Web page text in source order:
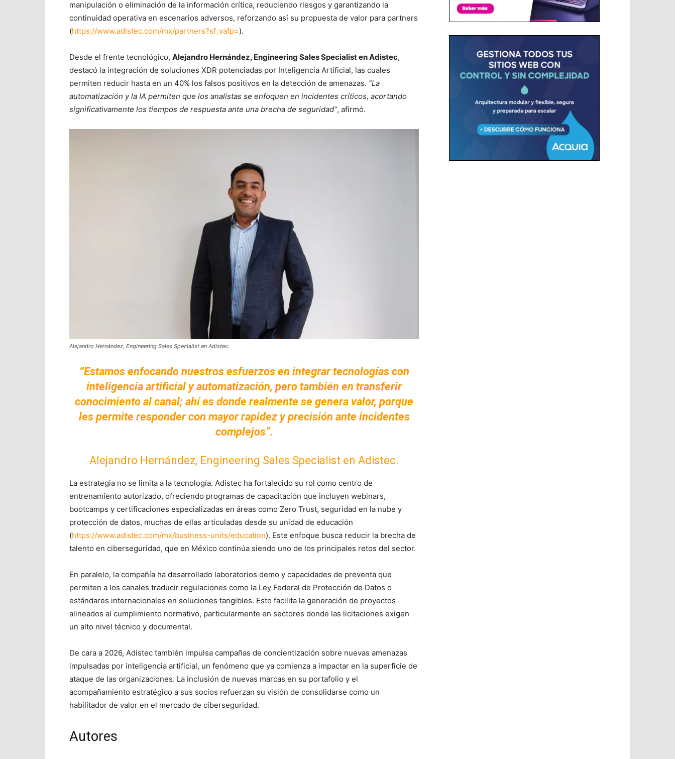
manipulación o eliminación de la información crítica, reduciendo riesgos y garantizando la
continuidad operativa en escenarios adversos, reforzando así su propuesta de valor para partners
(https://www.adistec.com/mx/partners?sf_vafp=).
Desde el frente tecnológico, Alejandro Hernández, Engineering Sales Specialist en Adistec,
destacó la integración de soluciones XDR potenciadas por Inteligencia Artificial, las cuales
permiten reducir hasta en un 40% los falsos positivos en la detección de amenazas. “La
automatización y la IA permiten que los analistas se enfoquen en incidentes críticos, acortando
significativamente los tiempos de respuesta ante una brecha de seguridad”, afirmó.
Alejandro Hernández, Engineering Sales Specialist en Adistec.
“Estamos enfocando nuestros esfuerzos en integrar tecnologías con
inteligencia artificial y automatización, pero también en transferir
conocimiento al canal; ahí es donde realmente se genera valor, porque
les permite responder con mayor rapidez y precisión ante incidentes
complejos”.
Alejandro Hernández, Engineering Sales Specialist en Adistec.
La estrategia no se limita a la tecnología. Adistec ha fortalecido su rol como centro de
entrenamiento autorizado, ofreciendo programas de capacitación que incluyen webinars,
bootcamps y certificaciones especializadas en áreas como Zero Trust, seguridad en la nube y
protección de datos, muchas de ellas articuladas desde su unidad de educación
(https://www.adistec.com/mx/business-units/education). Este enfoque busca reducir la brecha de
talento en ciberseguridad, que en México continúa siendo uno de los principales retos del sector.
En paralelo, la compañía ha desarrollado laboratorios demo y capacidades de preventa que
permiten a los canales traducir regulaciones como la Ley Federal de Protección de Datos o
estándares internacionales en soluciones tangibles. Esto facilita la generación de proyectos
alineados al cumplimiento normativo, particularmente en sectores donde las licitaciones exigen
un alto nivel técnico y documental.
De cara a 2026, Adistec también impulsa campañas de concientización sobre nuevas amenazas
impulsadas por inteligencia artificial, un fenómeno que ya comienza a impactar en la superficie de
ataque de las organizaciones. La inclusión de nuevas marcas en su portafolio y el
acompañamiento estratégico a sus socios refuerzan su visión de consolidarse como un
habilitador de valor en el mercado de ciberseguridad.
Autores